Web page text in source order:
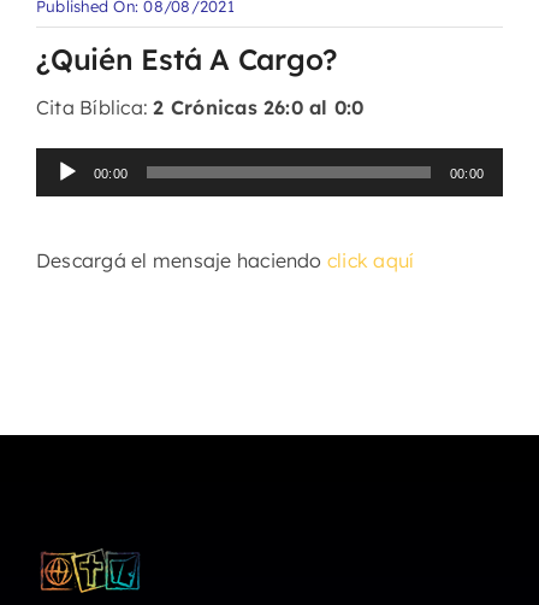
Published On: 08/08/2021
¿Quién Está A Cargo?
Cita Bíblica:2 Crónicas 26:0 al 0:0
Reproductor
de
00:00 00:00
Descargá el mensaje haciendo click aquí